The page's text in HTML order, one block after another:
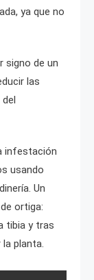
ya que no
signo de un
las
infestación
usando
Un
ortiga:
tibia y tras
planta.